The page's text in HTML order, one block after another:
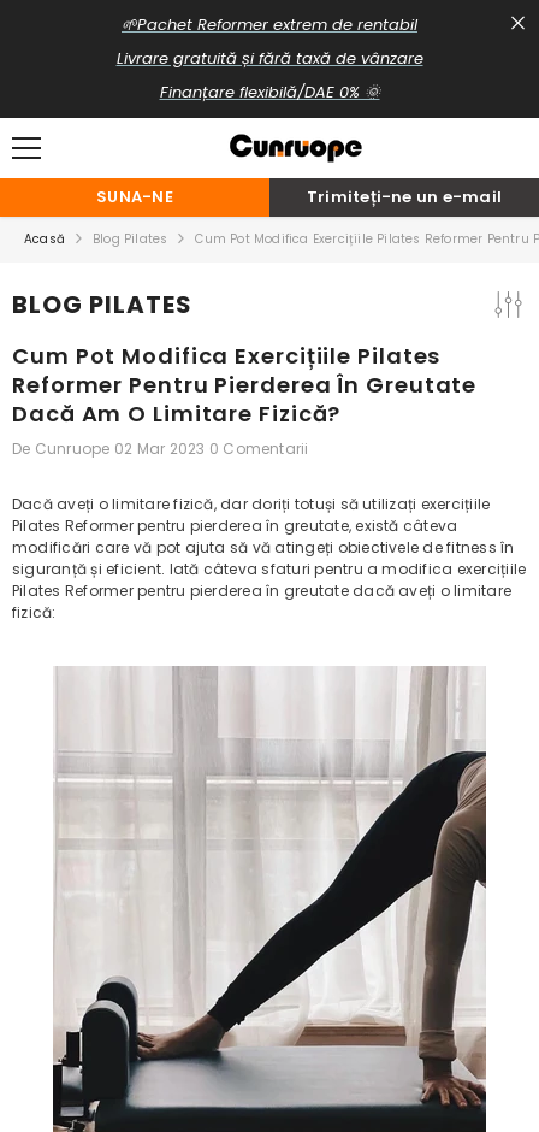
TRECI LA CONȚINUT
🌱Pachet Reformer extrem de rentabil
Livrare gratuită și fără taxă de vânzare
Finanțare flexibilă/DAE 0% 🌞
SUNA-NE Trimiteți-ne un e-mail
Acasă Blog Pilates Cum Pot Modifica Exercițiile Pilates Reformer Pentru
BLOG PILATES
Cum Pot Modifica Exercițiile Pilates
Reformer Pentru Pierderea În Greutate
Dacă Am O Limitare Fizică?
De Cunruope 02 Mar 2023 0 Comentarii
Dacă aveți o limitare fizică, dar doriți totuși să utilizați exercițiile
Pilates Reformer pentru pierderea în greutate, există câteva
modificări care vă pot ajuta să vă atingeți obiectivele de fitness în
siguranță și eficient. Iată câteva sfaturi pentru a modifica exercițiile
Pilates Reformer pentru pierderea în greutate dacă aveți o limitare
fizică: